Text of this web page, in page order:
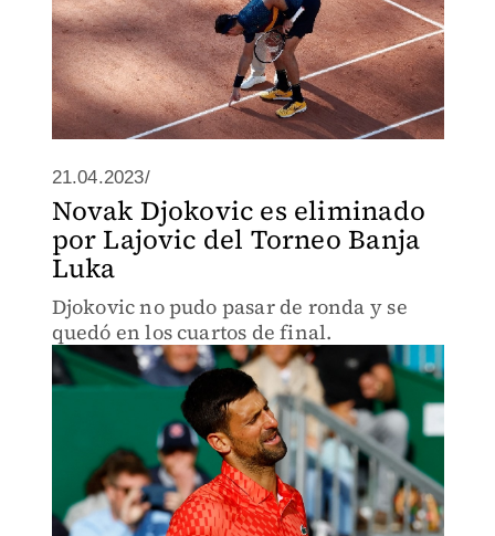
21.04.2023/
Novak Djokovic es eliminado
por Lajovic del Torneo Banja
Luka
Djokovic no pudo pasar de ronda y se
quedó en los cuartos de final.